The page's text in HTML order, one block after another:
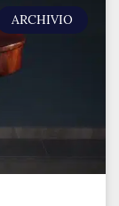
ARCHIVIO